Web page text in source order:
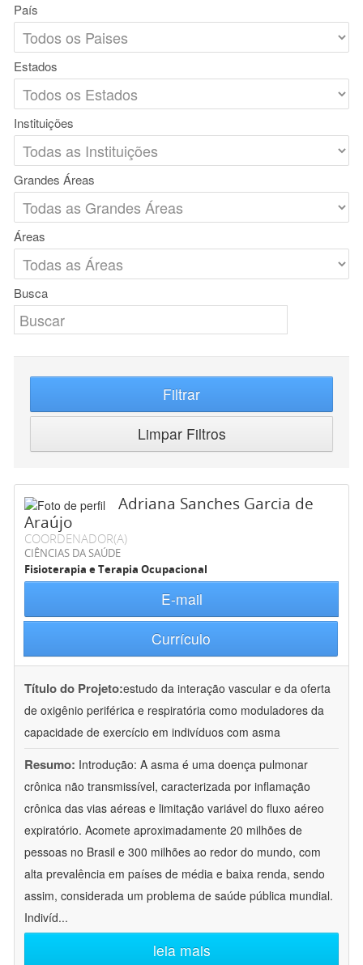
País
Estados
Instituições
Grandes Áreas
Áreas
Busca
Filtrar
Limpar Filtros
Adriana Sanches Garcia de
Araújo
COORDENADOR(A)
CIÊNCIAS DA SAÚDE
Fisioterapia e Terapia Ocupacional
E-mail
Currículo
Título do Projeto:estudo da interação vascular e da oferta
de oxigênio periférica e respiratória como moduladores da
capacidade de exercício em indivíduos com asma
Resumo: Introdução: A asma é uma doença pulmonar
crônica não transmissível, caracterizada por inflamação
crônica das vias aéreas e limitação variável do fluxo aéreo
expiratório. Acomete aproximadamente 20 milhões de
pessoas no Brasil e 300 milhões ao redor do mundo, com
alta prevalência em países de média e baixa renda, sendo
assim, considerada um problema de saúde pública mundial.
Indivíd...
leia mais